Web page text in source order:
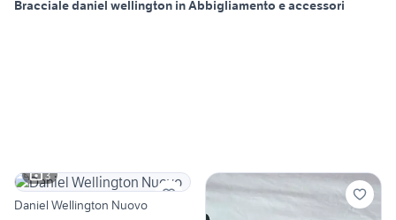
Bracciale daniel wellington in Abbigliamento e accessori
3
Daniel Wellington Nuovo